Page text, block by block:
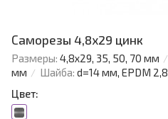
Саморезы 4,8х29 цинк
Размеры: 4,8х29, 35, 50, 70 мм
мм
Шайба: d=14 мм, EPDM 2,8
Цвет: